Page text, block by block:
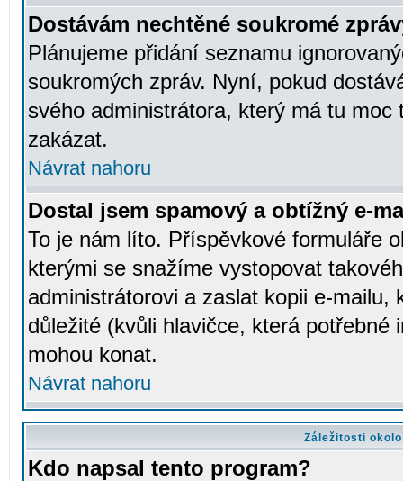
Dostávám nechtěné soukromé
Plánujeme přidání seznamu
soukromých zpráv. Nyní, pokud
svého administrátora, který má tu
zakázat.
Návrat nahoru
Dostal jsem spamový a obtížný e-
To je nám líto. Příspěvkové formuláře
kterými se snažíme vystopovat
administrátorovi a zaslat kopii e-mailu,
důležité (kvůli hlavičce, která potřebné
mohou konat.
Návrat nahoru
Záležitosti
Kdo napsal tento program?